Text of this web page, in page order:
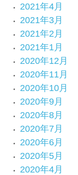
2021年4月
2021年3月
2021年2月
2021年1月
2020年12月
2020年11月
2020年10月
2020年9月
2020年8月
2020年7月
2020年6月
2020年5月
2020年4月